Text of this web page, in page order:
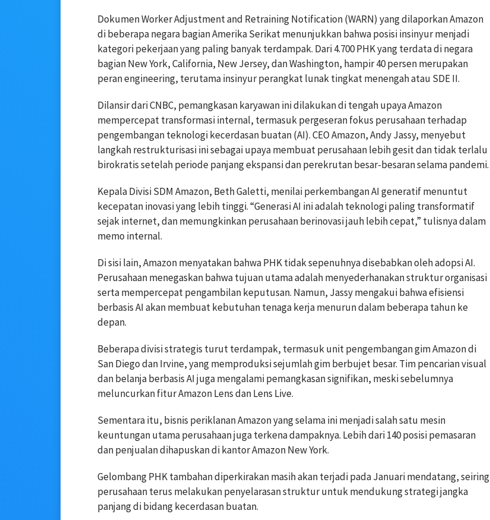
Dokumen Worker Adjustment and Retraining Notification (WARN) yang dilaporkan Amazon
di beberapa negara bagian Amerika Serikat menunjukkan bahwa posisi insinyur menjadi
kategori pekerjaan yang paling banyak terdampak. Dari 4.700 PHK yang terdata di negara
bagian New York, California, New Jersey, dan Washington, hampir 40 persen merupakan
peran engineering, terutama insinyur perangkat lunak tingkat menengah atau SDE II.
Dilansir dari CNBC, pemangkasan karyawan ini dilakukan di tengah upaya Amazon
mempercepat transformasi internal, termasuk pergeseran fokus perusahaan terhadap
pengembangan teknologi kecerdasan buatan (AI). CEO Amazon, Andy Jassy, menyebut
langkah restrukturisasi ini sebagai upaya membuat perusahaan lebih gesit dan tidak terlalu
birokratis setelah periode panjang ekspansi dan perekrutan besar-besaran selama pandemi.
Kepala Divisi SDM Amazon, Beth Galetti, menilai perkembangan AI generatif menuntut
kecepatan inovasi yang lebih tinggi. “Generasi AI ini adalah teknologi paling transformatif
sejak internet, dan memungkinkan perusahaan berinovasi jauh lebih cepat,” tulisnya dalam
memo internal.
Di sisi lain, Amazon menyatakan bahwa PHK tidak sepenuhnya disebabkan oleh adopsi AI.
Perusahaan menegaskan bahwa tujuan utama adalah menyederhanakan struktur organisasi
serta mempercepat pengambilan keputusan. Namun, Jassy mengakui bahwa efisiensi
berbasis AI akan membuat kebutuhan tenaga kerja menurun dalam beberapa tahun ke
depan.
Beberapa divisi strategis turut terdampak, termasuk unit pengembangan gim Amazon di
San Diego dan Irvine, yang memproduksi sejumlah gim berbujet besar. Tim pencarian visual
dan belanja berbasis AI juga mengalami pemangkasan signifikan, meski sebelumnya
meluncurkan fitur Amazon Lens dan Lens Live.
Sementara itu, bisnis periklanan Amazon yang selama ini menjadi salah satu mesin
keuntungan utama perusahaan juga terkena dampaknya. Lebih dari 140 posisi pemasaran
dan penjualan dihapuskan di kantor Amazon New York.
Gelombang PHK tambahan diperkirakan masih akan terjadi pada Januari mendatang, seiring
perusahaan terus melakukan penyelarasan struktur untuk mendukung strategi jangka
panjang di bidang kecerdasan buatan.